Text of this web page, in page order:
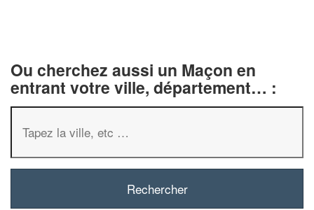
Ou cherchez aussi un Maçon en
entrant votre ville, département… :